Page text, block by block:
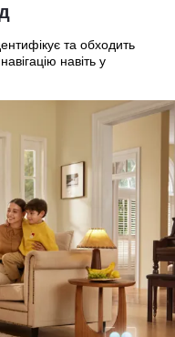
та обходить
навіть у